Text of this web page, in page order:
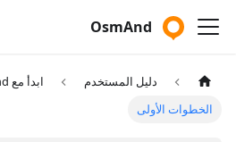
OsmAnd
دليل المستخدم
ابدأ مع OsmAnd
الخطوات الأولى